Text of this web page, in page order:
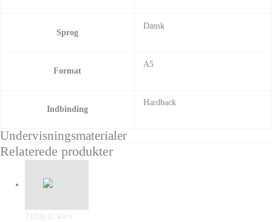
Sprog
Dansk
Format
A5
Indbinding
Hardback
Undervisningsmaterialer
Relaterede produkter
Tilføj til kurv